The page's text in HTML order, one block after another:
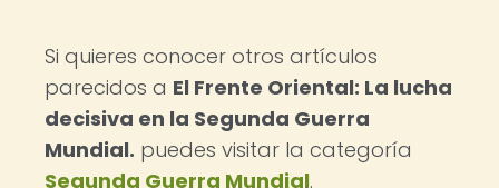
Si quieres conocer otros artículos
parecidos a El Frente Oriental: La lucha
decisiva en la Segunda Guerra
Mundial. puedes visitar la categoría
Segunda Guerra Mundial.